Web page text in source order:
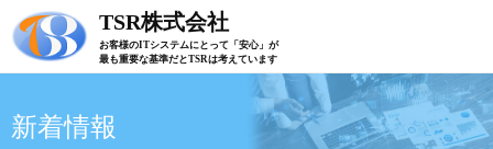
TSR株式会社
お客様のITシステムにとって「安心」が
最も重要な基準だとTSRは考えています
新着情報